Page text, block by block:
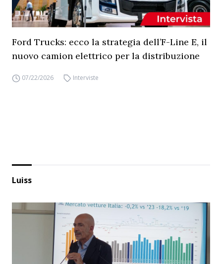
Ford Trucks: ecco la strategia dell’F-Line E, il
nuovo camion elettrico per la distribuzione
07/22/2026 Interviste
Luiss